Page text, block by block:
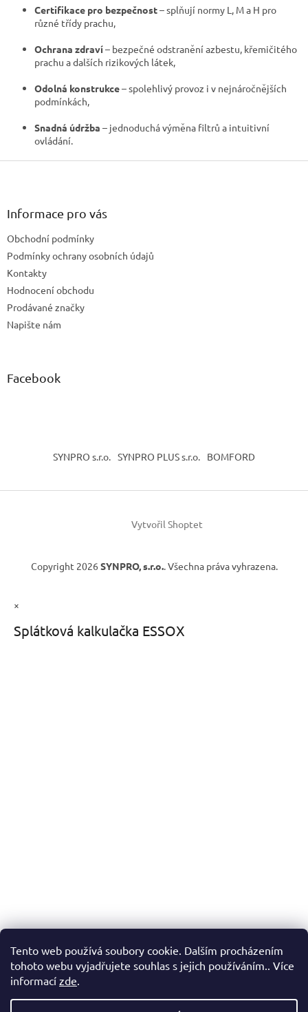
Tento web používá soubory cookie. Dalším procházením
tohoto webu vyjadřujete souhlas s jejich používáním.. Více
informací zde.
i
Certifikace pro bezpečnost– splňují normy L, M a H pro
různé třídy prachu,
Ochrana zdraví– bezpečné odstranění azbestu, křemičitého
prachu a dalších rizikových látek,
Odolná konstrukce– spolehlivý provoz i v nejnáročnějších
podmínkách,
Snadná údržba – jednoduchá výměna filtrů a intuitivní
ovládání.
Z
Informace pro vás
Obchodní podmínky
Podmínky ochrany osobních údajů
Kontakty
Hodnocení obchodu
Prodávané značky
Napište nám
Facebook
SYNPRO s.r.o. SYNPRO PLUS s.r.o. BOMFORD
Vytvořil Shoptet
Copyright 2026 SYNPRO, s.r.o.. Všechna práva vyhrazena.
×
Splátková kalkulačka ESSOX